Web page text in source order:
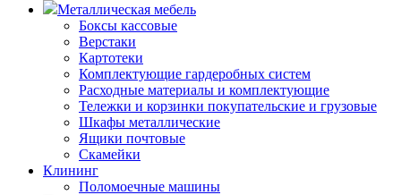
Металлическая мебель
Боксы кассовые
Верстаки
Картотеки
Комплектующие гардеробных систем
Расходные материалы и комплектующие
Тележки и корзинки покупательские и грузовые
Шкафы металлические
Ящики почтовые
Скамейки
Клининг
Поломоечные машины